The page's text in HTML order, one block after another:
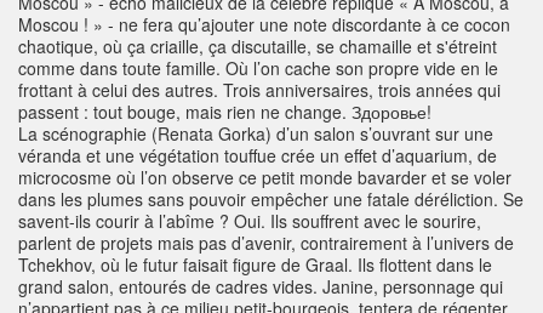
Moscou ! » - ne fera qu’ajouter une note discordante à ce cocon
chaotique, où ça criaille, ça discutaille, se chamaille et s'étreint
comme dans toute famille. Où l’on cache son propre vide en le
frottant à celui des autres. Trois anniversaires, trois années qui
passent : tout bouge, mais rien ne change. Здоровье!
La scénographie (Renata Gorka) d’un salon s’ouvrant sur une
véranda et une végétation touffue crée un effet d’aquarium, de
microcosme où l’on observe ce petit monde bavarder et se voler
dans les plumes sans pouvoir empêcher une fatale déréliction. Se
savent-ils courir à l’abîme ? Oui. Ils souffrent avec le sourire,
parlent de projets mais pas d’avenir, contrairement à l’univers de
Tchekhov, où le futur faisait figure de Graal. Ils flottent dans le
grand salon, entourés de cadres vides. Janine, personnage qui
n’appartient pas à ce milieu petit-bourgeois, tentera de régenter